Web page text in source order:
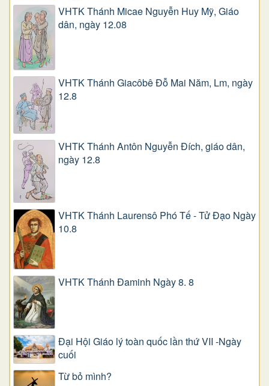
VHTK Thánh Micae Nguyễn Huy Mỹ, Giáo
dân, ngày 12.08
VHTK Thánh Giacôbê Ðỗ Mai Năm, Lm, ngày
12.8
VHTK Thánh Antôn Nguyễn Ðích, giáo dân,
ngày 12.8
VHTK Thánh Laurensô Phó Tế - Tử Đạo Ngày
10.8
VHTK Thánh Đaminh Ngày 8. 8
Đại Hội Giáo lý toàn quốc lần thứ VII -Ngày
cuối
Từ bỏ mình?